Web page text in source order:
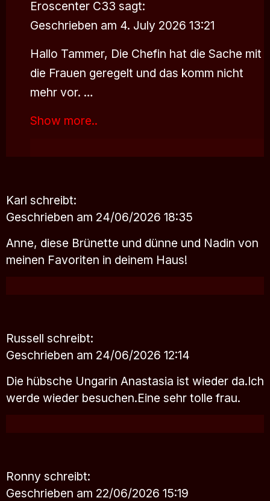
Eroscenter C33 sagt:
Geschrieben am 4. July 2026 13:21
Hallo Tammer, Die Chefin hat die Sache mit
die Frauen geregelt und das komm nicht
mehr vor. …
Show more..
Karl schreibt:
Geschrieben am 24/06/2026 18:35
Anne, diese Brünette und dünne und Nadin von
meinen Favoriten in deinem Haus!
Russell schreibt:
Geschrieben am 24/06/2026 12:14
Die hübsche Ungarin Anastasia ist wieder da.Ich
werde wieder besuchen.Eine sehr tolle frau.
Ronny schreibt:
Geschrieben am 22/06/2026 15:19